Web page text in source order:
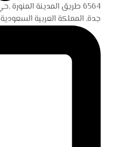
6564 طريق المدينة المنورة ,حي ابحر الجنوبية
جدة, المملكة العربية السعودية